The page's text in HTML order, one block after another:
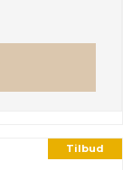
Tilbud